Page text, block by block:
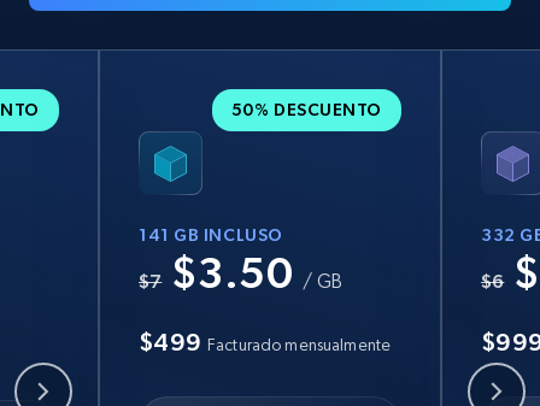
50% DESCUENTO
141 GB INCLUSO
$7 $3.50 / GB
$499 Facturado mensualmente
332
$6